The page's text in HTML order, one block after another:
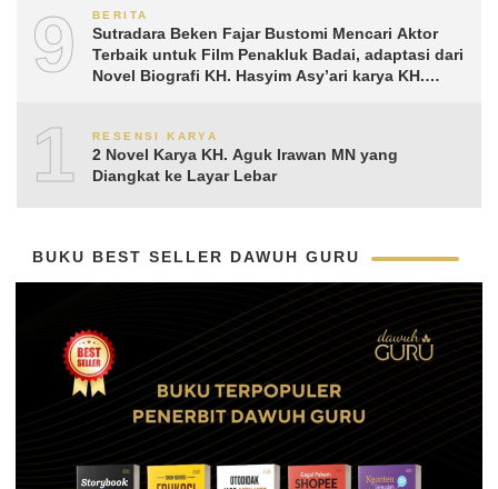
9 BERITA
Sutradara Beken Fajar Bustomi Mencari Aktor
Terbaik untuk Film Penakluk Badai, adaptasi dari
Novel Biografi KH. Hasyim Asy’ari karya KH.
10RESENSI KARYA
2 Novel Karya KH. Aguk Irawan MN yang
Diangkat ke Layar Lebar
BUKU BEST SELLER DAWUH GURU